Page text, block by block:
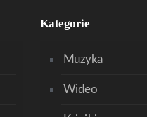
Kategorie
Muzyka
Wideo